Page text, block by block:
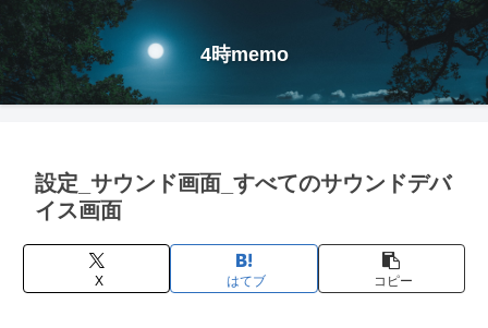
4時memo
設定_サウンド画面_すべてのサウンドデバ
イス画面
X はてブ コピー